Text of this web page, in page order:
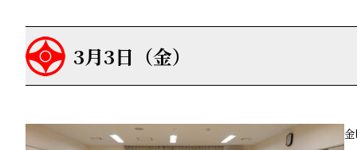
3月3日（金）